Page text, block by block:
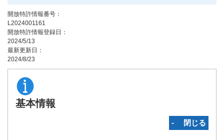
開放特許情報番号：
L2024001161
開放特許情報登録日：
2024/5/13
最新更新日：
2024/8/23
基本情報
‐ 閉じる